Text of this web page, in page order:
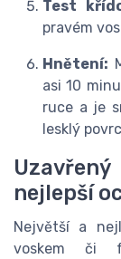
Test
pravém
Hnětení:
asi 10
ruce a je
lesklý
nejlepší
Největší a
voskem či